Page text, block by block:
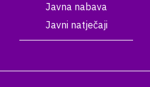
Javna nabava
Javni natječaji